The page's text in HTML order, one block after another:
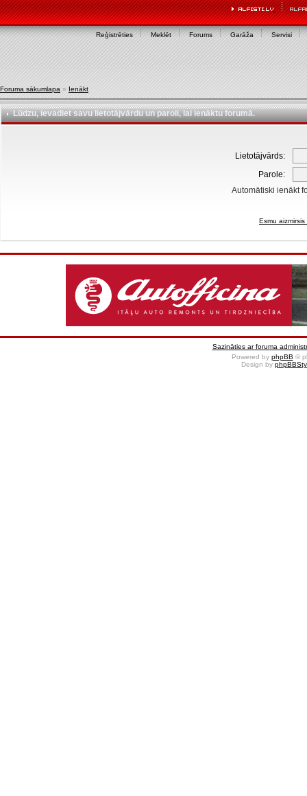
Reģistrēties Meklēt Forums Garāža Servisi
Foruma sākumlapa » Ienākt
Lūdzu, ievadiet savu lietotājvārdu un paroli, lai ienāktu forumā.
Lietotājvārds:
Parole:
Automātiski ienākt
Esmu
Sazināties ar foruma
Powered by phpBB ©
Design by